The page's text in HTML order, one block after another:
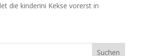
die kinderini Kekse vorerst in